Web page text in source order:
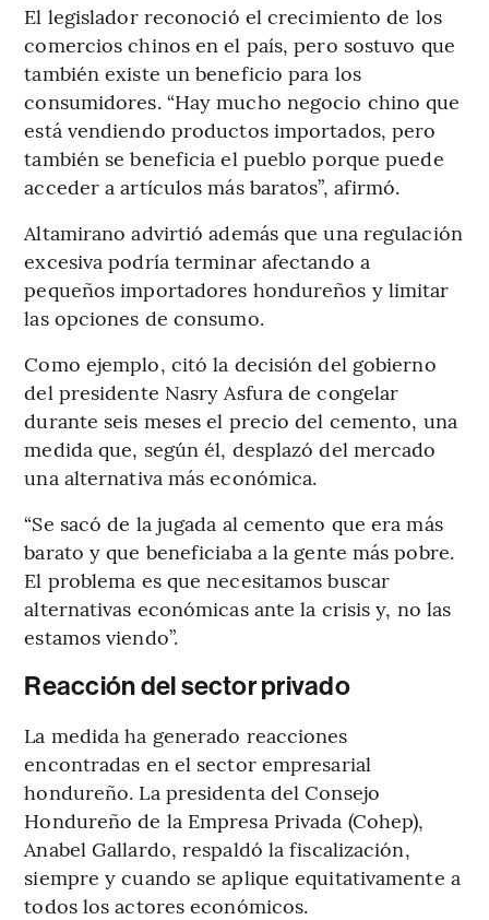
El legislador reconoció el crecimiento de los
comercios chinos en el país, pero sostuvo que
también existe un beneficio para los
consumidores. “Hay mucho negocio chino que
está vendiendo productos importados, pero
también se beneficia el pueblo porque puede
acceder a artículos más baratos”, afirmó.
Altamirano advirtió además que una regulación
excesiva podría terminar afectando a
pequeños importadores hondureños y limitar
las opciones de consumo.
Como ejemplo, citó la decisión del gobierno
del presidente Nasry Asfura de congelar
durante seis meses el precio del cemento, una
medida que, según él, desplazó del mercado
una alternativa más económica.
“Se sacó de la jugada al cemento que era más
barato y que beneficiaba a la gente más pobre.
El problema es que necesitamos buscar
alternativas económicas ante la crisis y, no las
estamos viendo”.
Reacción del sector privado
La medida ha generado reacciones
encontradas en el sector empresarial
hondureño. La presidenta del Consejo
Hondureño de la Empresa Privada (Cohep),
Anabel Gallardo, respaldó la fiscalización,
siempre y cuando se aplique equitativamente a
todos los actores económicos.